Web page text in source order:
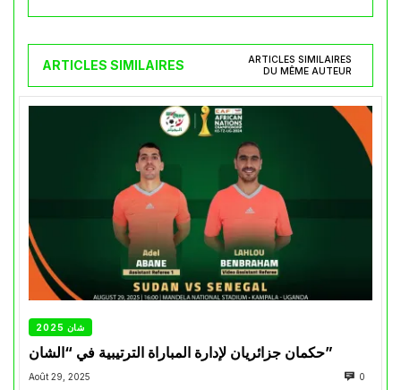
ARTICLES SIMILAIRES
ARTICLES SIMILAIRES
DU MÊME AUTEUR
شان 2025
حكمان جزائريان لإدارة المباراة الترتيبية في “الشان”
Août 29, 2025 0